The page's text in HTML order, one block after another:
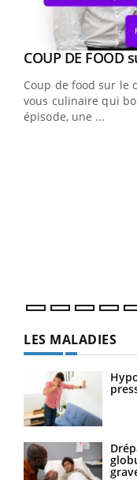
Youtube
COUP DE FOOD
Coup de food sur le
vous culinaire qui
épisode, une ...
LES MALADIES